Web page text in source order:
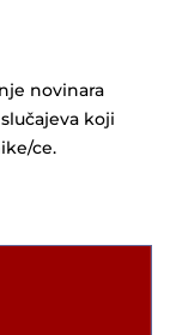
novinara
koji
ce.